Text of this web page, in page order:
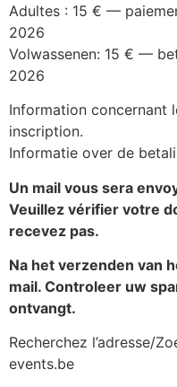
Adultes : 15 € —
2026
Volwassenen: 15 € —
2026
Information concernant
inscription.
Informatie over de
Un mail vous sera
Veuillez vérifier votre
recevez pas.
Na het verzenden van
mail. Controleer uw
ontvangt.
Recherchez l’adresse/
events.be